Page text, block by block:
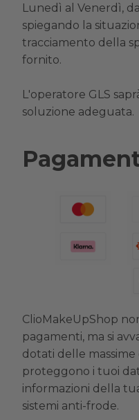
Lunedì al Venerdì,
spiegando la
tracciamento della
fornito.
L'operatore GLS
soluzione adeguata.
ClioMakeUpShop
pagamenti, ma si
dotati delle massime
proteggono i tuoi
informazioni della
sistemi anti-frode.